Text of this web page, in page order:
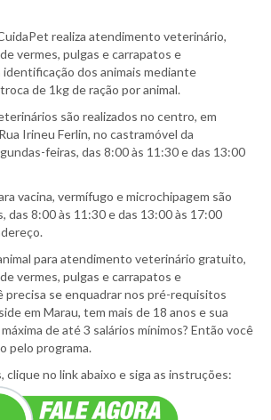
realiza atendimento veterinário,
vermes, pulgas e carrapatos e
identificação dos animais mediante
de 1kg de ração por animal.
são realizados no centro, em
Irineu Ferlin, no castramóvel da
feiras, das 8:00 às 11:30 e das 13:00
vacina, vermífugo e microchipagem são
das 8:00 às 11:30 e das 13:00 às 17:00
para atendimento veterinário gratuito,
vermes, pulgas e carrapatos e
precisa se enquadrar nos pré-requisitos
em Marau, tem mais de 18 anos e sua
de até 3 salários mínimos? Então você
pelo programa.
clique no link abaixo e siga as instruções: